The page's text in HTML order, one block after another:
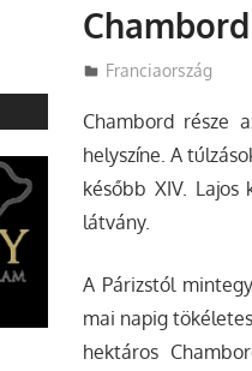
Utazasok.org
Franciaország
Chambord része
helyszíne. A
később XIV.
látvány.
A Párizstól
mai napig
hektáros